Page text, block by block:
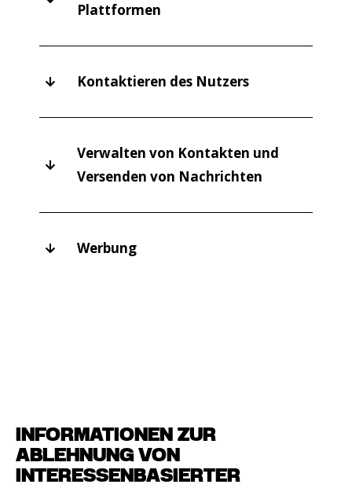
Plattformen
Kontaktieren des Nutzers
Verwalten von Kontakten und
Versenden von Nachrichten
Werbung
INFORMATIONEN ZUR
ABLEHNUNG VON
INTERESSENBASIERTER